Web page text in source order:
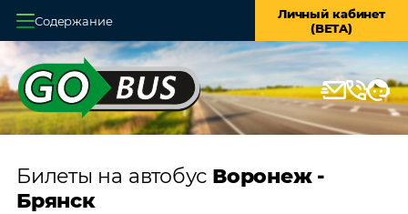
Содержание
Личный кабинет
(BETA)
Главная
О системе
Оплата и доставка
Билеты на автобус Воронеж -
Брянск